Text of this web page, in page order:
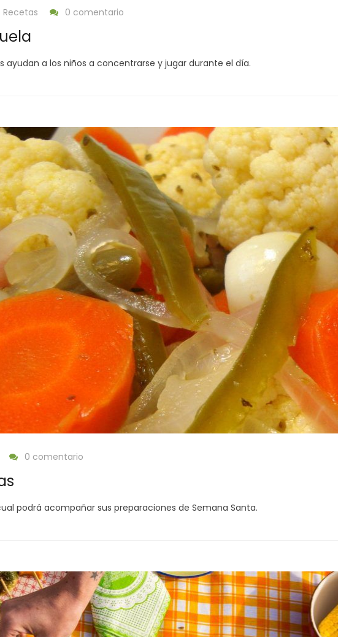
Recetas 0 comentario
ayudan a los niños a concentrarse y jugar durante el día.
0 comentario
podrá acompañar sus preparaciones de Semana Santa.